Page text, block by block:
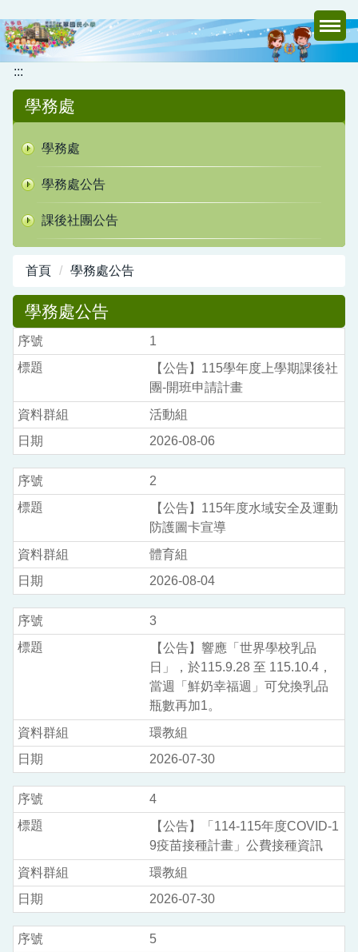
到
主
要
內
區
:::
學務處
學務處
學務處公告
課後社團公告
首頁 學務處公告
學務處公告
1
【公告】115學年度上學期課後社
團-開班申請計畫
活動組
2026-08-06
2
【公告】115年度水域安全及運動
防護圖卡宣導
體育組
2026-08-04
3
【公告】響應「世界學校乳品
日」，於115.9.28 至 115.10.4，
當週「鮮奶幸福週」可兌換乳品
瓶數再加1。
環教組
2026-07-30
4
【公告】「114-115年度COVID-1
9疫苗接種計畫」公費接種資訊
環教組
2026-07-30
5